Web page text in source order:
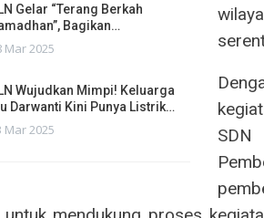
Gelar “Terang Berkah
Bagikan…
Mar 2025
Wujudkan Mimpi! Keluarga
Darwanti Kini Punya Listrik…
Mar 2025